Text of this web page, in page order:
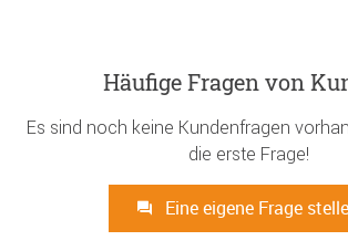
Häufige Fragen von
Es sind noch keine Kundenfragen
die erste Frage!
Eine eigene Frage